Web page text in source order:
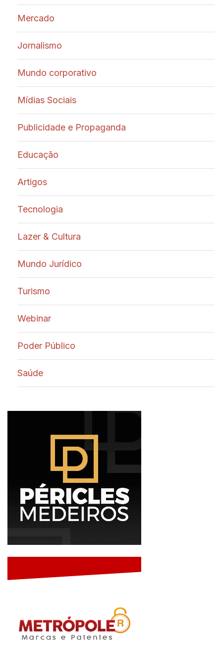
Mercado
Jornalismo
Mundo corporativo
Mídias Sociais
Publicidade e Propaganda
Educação
Artigos
Tecnologia
Lazer & Cultura
Mundo Jurídico
Turismo
Webinar
Poder Público
Saúde